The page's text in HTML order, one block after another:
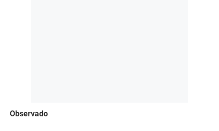
Observado